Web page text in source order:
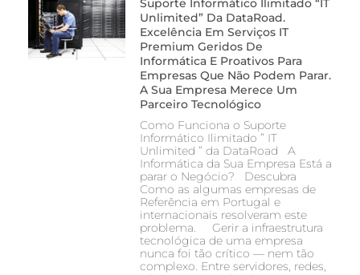
Suporte Informático Ilimitado “IT
Unlimited” Da DataRoad.
Excelência Em Serviços IT
Premium Geridos De
Informática E Proativos Para
Empresas Que Não Podem Parar.
A Sua Empresa Merece Um
Parceiro Tecnológico
Como Funciona o Suporte
Informático Ilimitado ” IT
Unlimited ” da DataRoad A
Informática da Sua Empresa Está a
parar o Negócio? Descubra
Como as algumas empresas de
Referência em Portugal e
internacionais resolveram este
problema. Gerir a infraestrutura
tecnológica de uma empresa
nunca foi tão crítico — nem tão
complexo. Entre servidores, redes,